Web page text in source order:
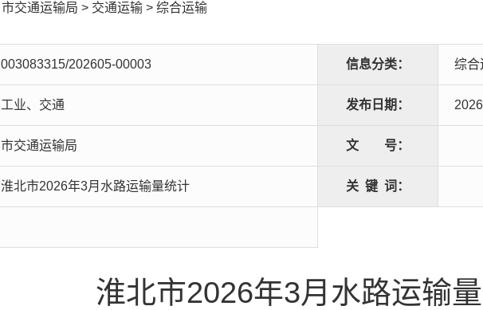
市交通运输局 > 交通运输 > 综合运输
003083315/202605-00003 信息分类： 综合
工业、交通 发布日期：
市交通运输局 文 号：
淮北市2026年3月水路运输量统计 关 键 词：
淮北市2026年3月水路运输